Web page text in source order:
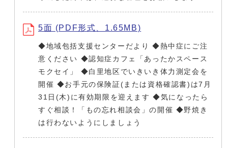
5面 (PDF形式、1.65MB)
◆地域包括支援センターだより ◆熱中症にご注
意ください ◆認知症カフェ「あったかスペース
モクセイ」 ◆白里地区でいきいき体力測定会を
開催 ◆お手元の保険証(または資格確認書)は7月
31日(木)に有効期限を迎えます ◆気になったら
すぐ相談！「もの忘れ相談会」の開催 ◆野焼き
は行わないようにしましょう